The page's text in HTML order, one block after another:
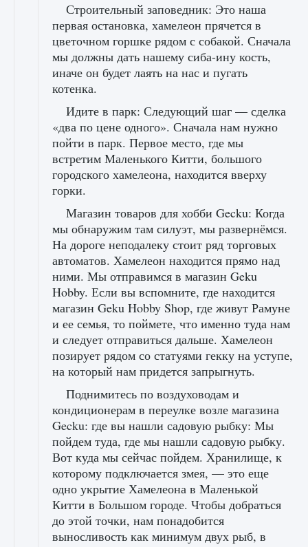
Строительный заповедник: Это наша
первая остановка, хамелеон прячется в
цветочном горшке рядом с собакой. Сначала
мы должны дать нашему сиба-ину кость,
иначе он будет лаять на нас и пугать
котенка.
Идите в парк: Следующий шаг — сделка
«два по цене одного». Сначала нам нужно
пойти в парк. Первое место, где мы
встретим Маленького Китти, большого
городского хамелеона, находится вверху
горки.
Магазин товаров для хобби Gecku: Когда
мы обнаружим там силуэт, мы развернёмся.
На дороге неподалеку стоит ряд торговых
автоматов. Хамелеон находится прямо над
ними. Мы отправимся в магазин Geku
Hobby. Если вы вспомните, где находится
магазин Geku Hobby Shop, где живут Рамуне
и ее семья, то поймете, что именно туда нам
и следует отправиться дальше. Хамелеон
позирует рядом со статуями гекку на уступе,
на который нам придется запрыгнуть.
Поднимитесь по воздуховодам и
кондиционерам в переулке возле магазина
Gecku: где вы нашли садовую рыбку: Мы
пойдем туда, где мы нашли садовую рыбку.
Вот куда мы сейчас пойдем. Хранилище, к
которому подключается змея, — это еще
одно укрытие Хамелеона в Маленькой
Китти в Большом городе. Чтобы добраться
до этой точки, нам понадобится
выносливость как минимум двух рыб, в